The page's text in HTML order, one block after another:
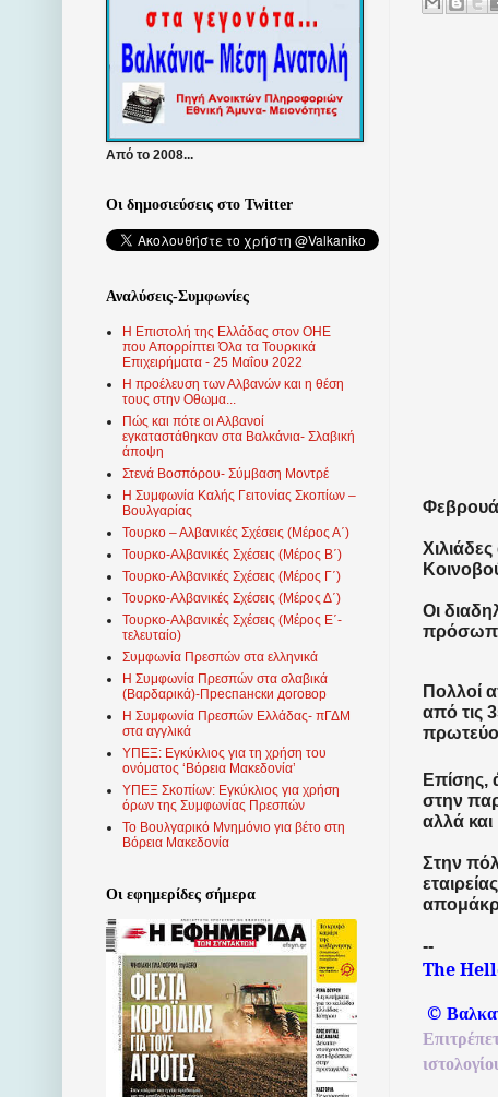
Οι
Πολλοί
από τις
Επίσης,
στην
αλλά
Στην
--
The
©
Από το 2008...
Οι δημοσιεύσεις στο Twitter
Αναλύσεις-Συμφωνίες
Η Επιστολή της Ελλάδας στον ΟΗΕ
που Απορρίπτει Όλα τα Τουρκικά
Επιχειρήματα - 25 Μαΐου 2022
Η προέλευση των Αλβανών και η θέση
τους στην Οθωμα...
Πώς και πότε οι Αλβανοί
εγκαταστάθηκαν στα Βαλκάνια- Σλαβική
άποψη
Στενά Βοσπόρου- Σύμβαση Μοντρέ
Η Συμφωνία Καλής Γειτονίας Σκοπίων –
Βουλγαρίας
Τουρκο – Αλβανικές Σχέσεις (Mέρος Α΄)
Τουρκο-Αλβανικές Σχέσεις (Μέρος Β΄)
Τουρκο-Αλβανικές Σχέσεις (Μέρος Γ΄)
Τουρκο-Αλβανικές Σχέσεις (Μέρος Δ΄)
Τουρκο-Αλβανικές Σχέσεις (Μέρος Ε΄-
τελευταίο)
Συμφωνία Πρεσπών στα ελληνικά
Η Συμφωνία Πρεσπών στα σλαβικά
(Βαρδαρικά)-Преспански договор
Η Συμφωνία Πρεσπών Ελλάδας- πΓΔΜ
στα αγγλικά
ΥΠΕΞ: Εγκύκλιος για τη χρήση του
ονόματος ‘Βόρεια Μακεδονία’
ΥΠΕΞ Σκοπίων: Εγκύκλιος για χρήση
όρων της Συμφωνίας Πρεσπών
Το Βουλγαρικό Μνημόνιο για βέτο στη
Βόρεια Μακεδονία
Οι εφημερίδες σήμερα